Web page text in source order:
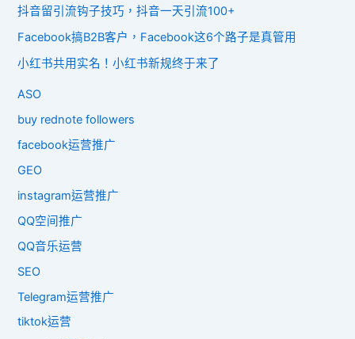
抖音留引流钩子技巧，抖音一天引流100+
Facebook搞B2B客户，Facebook这6个路子是真管用
小红书共用实名！小红书新规终于来了
ASO
buy rednote followers
facebook运营推广
GEO
instagram运营推广
QQ空间推广
QQ音乐运营
SEO
Telegram运营推广
tiktok运营